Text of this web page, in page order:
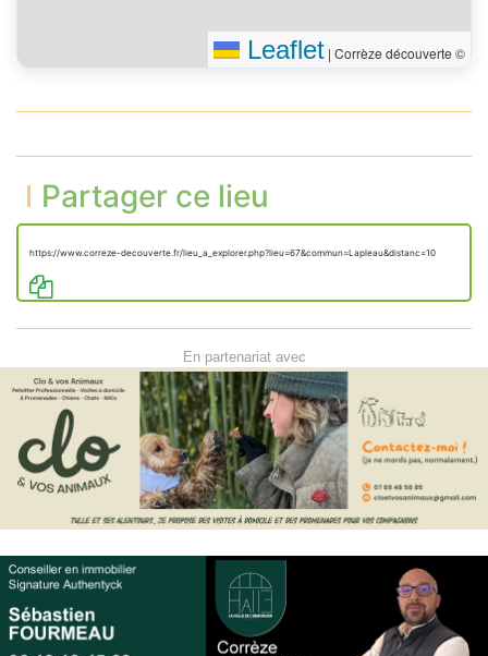
Leaflet | Corrèze découverte ©
Partager ce lieu
https://www.correze-decouverte.fr/lieu_a_explorer.php?lieu=67&commun=Lapleau&distanc=10
En partenariat avec